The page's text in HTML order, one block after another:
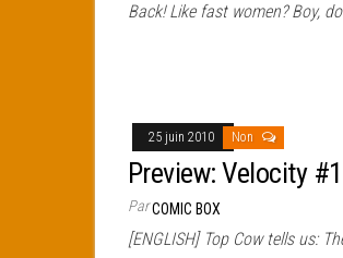
Back! Like fast women? Boy,
25 juin 2010 Non
Preview: Velocity #1
ParCOMIC BOX
[ENGLISH] Top Cow tells us: